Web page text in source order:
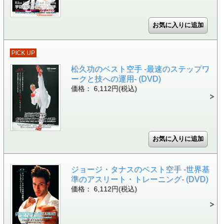
PICK UP
松久功のベスト空手 -最速のステップワ
ークと技への運用- (DVD)
価格： 6,112円(税込)
ジョージ・タナスのベスト空手 -世界基
準のアスリート・トレーニング- (DVD)
価格： 6,112円(税込)